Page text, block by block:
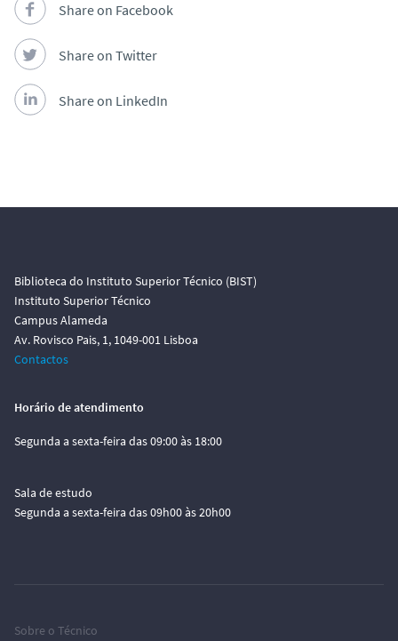
Share on Facebook
Share on Twitter
Share on LinkedIn
Biblioteca do Instituto Superior Técnico (BIST)
Instituto Superior Técnico
Campus Alameda
Av. Rovisco Pais, 1, 1049-001 Lisboa
Contactos
Horário de atendimento
Segunda a sexta-feira das 09:00 às 18:00
Sala de estudo
Segunda a sexta-feira das 09h00 às 20h00
Sobre o Técnico